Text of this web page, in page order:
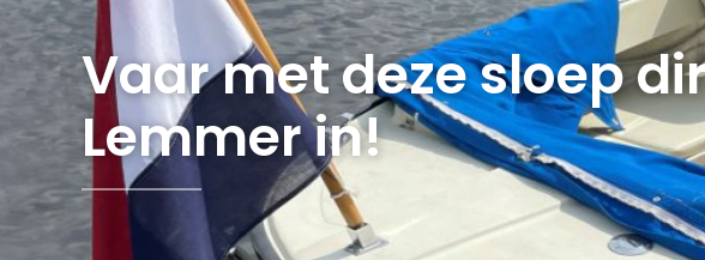
Vaar met deze sloep
Lemmer in!